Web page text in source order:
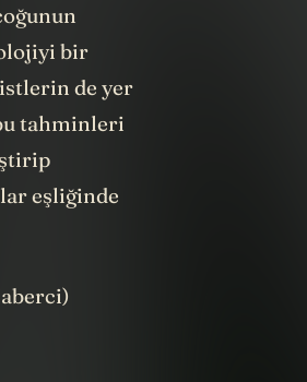
bir
de yer
tahminleri
eşliğinde